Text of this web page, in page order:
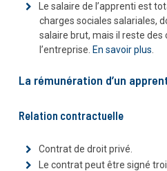
Le salaire de l’apprenti est
charges sociales salariales,
salaire brut, mais il reste
l’entreprise. En savoir plus
La rémunération d’un
Relation contractuelle
Contrat de droit privé.
Le contrat peut être signé